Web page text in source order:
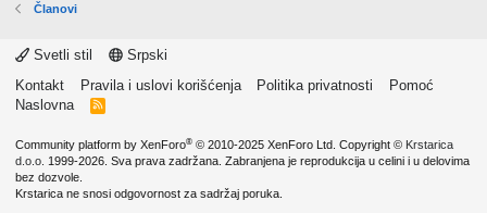
Članovi
Svetli stil
Srpski
Kontakt
Pravila i uslovi korišćenja Politika privatnosti
Pomoć
Naslovna
R
Community platform by XenForo® © 2010-2025 XenForo Ltd. Copyright © Krstarica
d.o.o. 1999-2026. Sva prava zadržana. Zabranjena je reprodukcija u celini i u delovima
bez dozvole.
Krstarica ne snosi odgovornost za sadržaj poruka.